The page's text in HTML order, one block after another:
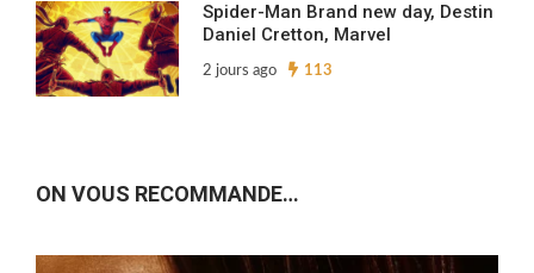
Spider-Man Brand new day, Destin
Daniel Cretton, Marvel
2 jours ago 113
ON VOUS RECOMMANDE…